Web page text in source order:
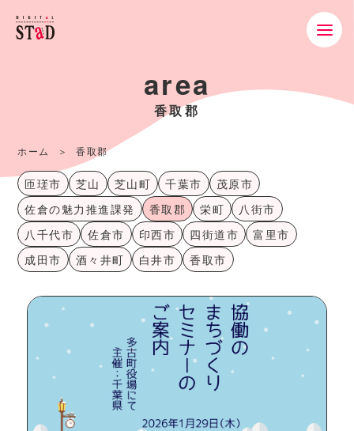
area
香取郡
ホーム 香取郡
匝瑳市 芝山 芝山町 千葉市
茂原市
佐倉の魅力推進課発
香取郡 栄町
八街市
八千代市
佐倉市 印西市 四街道市
富里市
成田市
酒々井町 白井市 香取市